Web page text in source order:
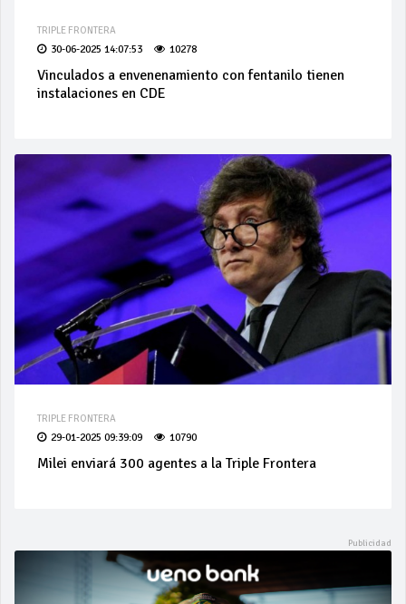
TRIPLE FRONTERA
30-06-2025 14:07:53 10278
Vinculados a envenenamiento con fentanilo tienen
instalaciones en CDE
TRIPLE FRONTERA
29-01-2025 09:39:09 10790
Milei enviará 300 agentes a la Triple Frontera